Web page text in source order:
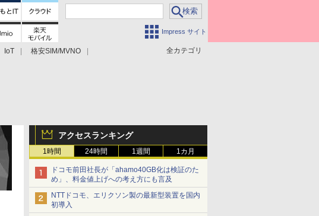
Impress サイト
全カテゴリ
IoT
格安SIM/MVNO
アクセスランキング
1時間 24時間 1週間 1カ月
ドコモ前田社長が「ahamo40GB化は検証のた
め」、料金値上げへの考え方にも言及
NTTドコモ、エリクソン製の最新型装置を国内
初導入